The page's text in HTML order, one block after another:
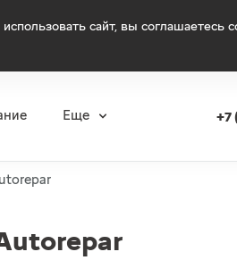
сайт, вы соглашаетесь
Еще +7